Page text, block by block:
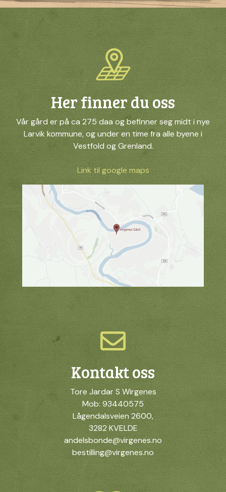
Her finner du oss
Vår gård er på ca 275 daa og befinner seg midt i nye
Larvik kommune, og under en time fra alle byene i
Vestfold og Grenland.
Link til google maps
Kontakt oss
Tore Jardar S Wirgenes
Mob: 93440575
Lågendalsveien 2600,
3282 KVELDE
andelsbonde@virgenes.no
bestilling@virgenes.no